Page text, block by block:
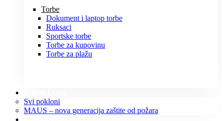
Torbe
Dokument i laptop torbe
Ruksaci
Sportske torbe
Torbe za kupovinu
Torbe za plažu
Svi pokloni
MAUS – nova generacija zaštite od požara